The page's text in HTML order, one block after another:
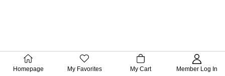
Homepage My Favorites My Cart Member Log In